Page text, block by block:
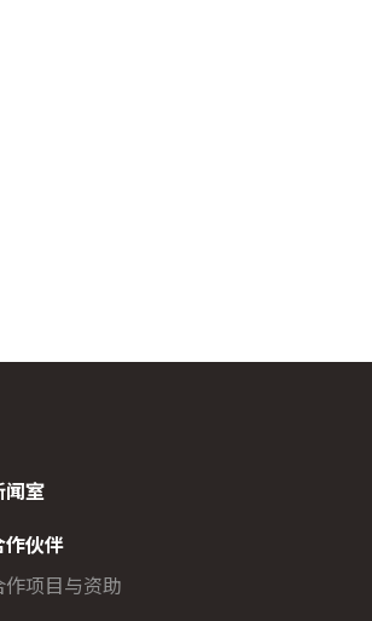
闻室
作伙伴
作项目与资助